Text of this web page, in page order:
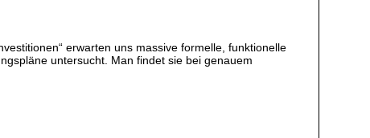
erwarten uns massive formelle, funktionelle
untersucht. Man findet sie bei genauem